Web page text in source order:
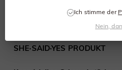
HÄUFIG
SHE·SAID·YES PRODUKT
Ich stimme der
Nein,